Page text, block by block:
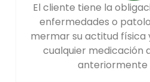
El cliente tiene la
enfermedades o
mermar su actitud física
cualquier medicación
anteriormente